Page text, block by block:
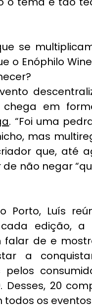
se
o Enóphilo
chega em
. “Foi uma
mas
que, até
não negar
Porto, Luís
edição, a
falar de e
a
pelos
Desses, 20
os